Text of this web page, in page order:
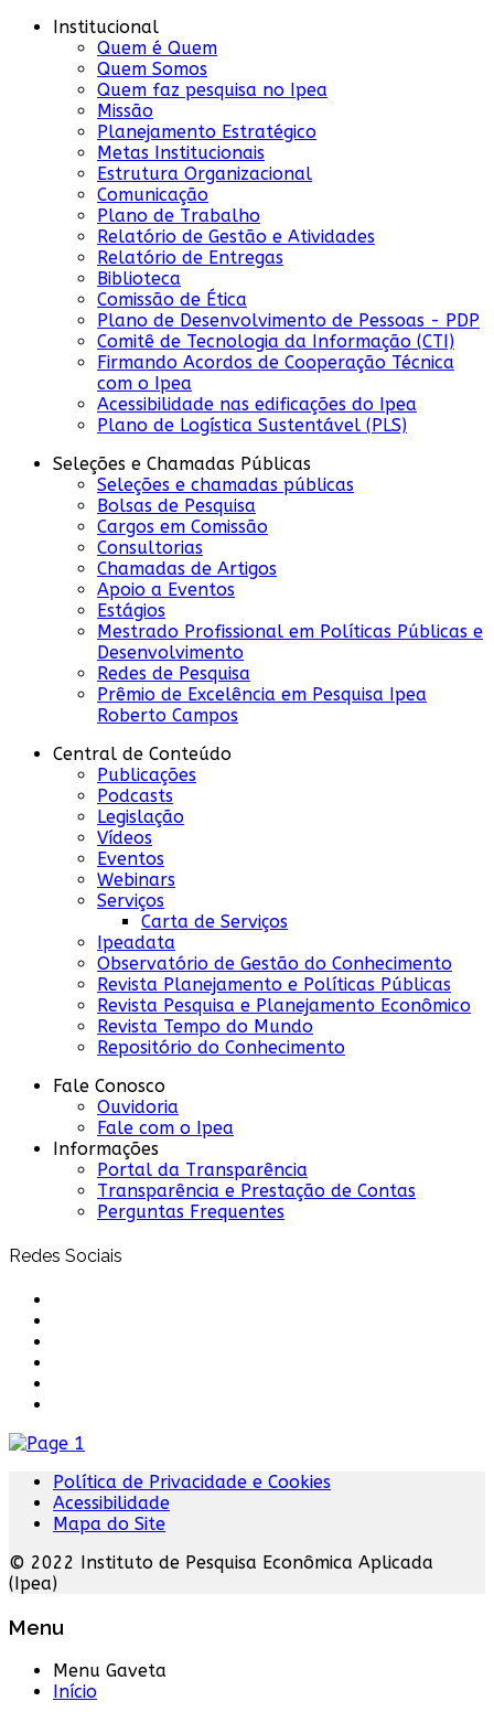
Institucional
Quem é Quem
Quem Somos
Quem faz pesquisa no Ipea
Missão
Planejamento Estratégico
Metas Institucionais
Estrutura Organizacional
Comunicação
Plano de Trabalho
Relatório de Gestão e Atividades
Relatório de Entregas
Biblioteca
Comissão de Ética
Plano de Desenvolvimento de Pessoas - PDP
Comitê de Tecnologia da Informação (CTI)
Firmando Acordos de Cooperação Técnica
com o Ipea
Acessibilidade nas edificações do Ipea
Plano de Logística Sustentável (PLS)
Seleções e Chamadas Públicas
Seleções e chamadas públicas
Bolsas de Pesquisa
Cargos em Comissão
Consultorias
Chamadas de Artigos
Apoio a Eventos
Estágios
Mestrado Profissional em Políticas Públicas e
Desenvolvimento
Redes de Pesquisa
Prêmio de Excelência em Pesquisa Ipea
Roberto Campos
Central de Conteúdo
Publicações
Podcasts
Legislação
Vídeos
Eventos
Webinars
Serviços
Carta de Serviços
Ipeadata
Observatório de Gestão do Conhecimento
Revista Planejamento e Políticas Públicas
Revista Pesquisa e Planejamento Econômico
Revista Tempo do Mundo
Repositório do Conhecimento
Fale Conosco
Ouvidoria
Fale com o Ipea
Informações
Portal da Transparência
Transparência e Prestação de Contas
Perguntas Frequentes
Redes Sociais
Política de Privacidade e Cookies
Acessibilidade
Mapa do Site
© 2022 Instituto de Pesquisa Econômica Aplicada
(Ipea)
Menu
Menu Gaveta
Início